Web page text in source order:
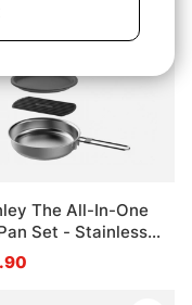
The All-In-One
Set - Stainless